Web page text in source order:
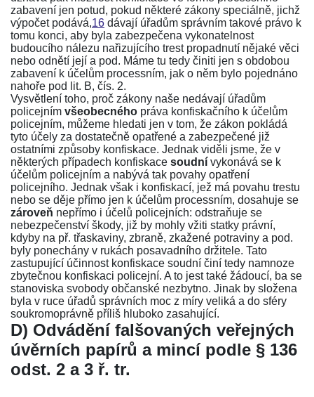
zabavení jen potud, pokud některé zákony speciálně, jichž
výpočet podává,16 dávají úřadům správním takové právo k
tomu konci, aby byla zabezpečena vykonatelnost
budoucího nálezu nařizujícího trest propadnutí nějaké věci
nebo odnětí její a pod. Máme tu tedy činiti jen s obdobou
zabavení k účelům processním, jak o něm bylo pojednáno
nahoře pod lit. B, čís. 2.
Vysvětlení toho, proč zákony naše nedávají úřadům
policejním všeobecného práva konfiskačního k účelům
policejním, můžeme hledati jen v tom, že zákon pokládá
tyto účely za dostatečně opatřené a zabezpečené již
ostatními způsoby konfiskace. Jednak viděli jsme, že v
některých případech konfiskace soudní vykonává se k
účelům policejním a nabývá tak povahy opatření
policejního. Jednak však i konfiskací, jež má povahu trestu
nebo se děje přímo jen k účelům processním, dosahuje se
zároveň nepřímo i účelů policejních: odstraňuje se
nebezpečenství škody, již by mohly vžiti statky právní,
kdyby na př. třaskaviny, zbraně, zkažené potraviny a pod.
byly ponechány v rukách posavadního držitele. Tato
zastupující účinnost konfiskace soudní činí tedy namnoze
zbytečnou konfiskaci policejní. A to jest také žádoucí, ba se
stanoviska svobody občanské nezbytno. Jinak by složena
byla v ruce úřadů správních moc z míry veliká a do sféry
soukromoprávně příliš hluboko zasahující.
D) Odvádění falšovaných veřejných
úvěrních papírů a mincí podle § 136
odst. 2 a 3 ř. tr.